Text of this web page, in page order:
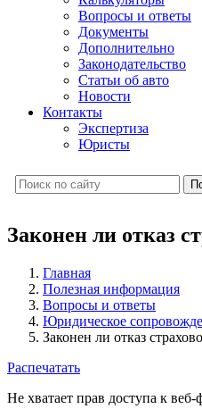
Вопросы и ответы
Документы
Дополнительно
Законодательство
Статьи об авто
Новости
Контакты
Экспертиза
Юристы
Законен ли отказ
Главная
Полезная информация
Вопросы и ответы
Юридическое
Законен ли отказ
Распечатать
Не хватает прав доступа к веб-